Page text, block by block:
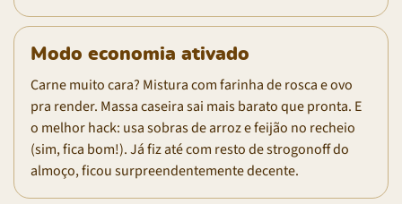
Modo economia ativado
Carne muito cara? Mistura com farinha de rosca e ovo
pra render. Massa caseira sai mais barato que pronta. E
o melhor hack: usa sobras de arroz e feijão no recheio
(sim, fica bom!). Já fiz até com resto de strogonoff do
almoço, ficou surpreendentemente decente.